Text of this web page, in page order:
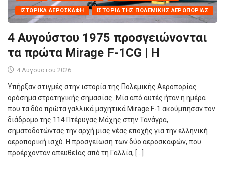
ΙΣΤΟΡΙΚΆ ΑΕΡΟΣΚΆΦΗ ΙΣΤΟΡΊΑ ΤΗΣ ΠΟΛΕΜΙΚΉΣ ΑΕΡΟΠΟΡΊΑΣ
4 Αυγούστου 1975 προσγειώνονται
τα πρώτα Mirage F-1CG | Η
4 Αυγούστου 2026
Υπήρξαν στιγμές στην ιστορία της Πολεμικής Αεροπορίας
ορόσημα στρατηγικής σημασίας. Μία από αυτές ήταν η ημέρα
που τα δύο πρώτα γαλλικά μαχητικά Mirage F-1 ακούμπησαν τον
διάδρομο της 114 Πτέρυγας Μάχης στην Τανάγρα,
σηματοδοτώντας την αρχή μιας νέας εποχής για την ελληνική
αεροπορική ισχύ. Η προσγείωση των δύο αεροσκαφών, που
προέρχονταν απευθείας από τη Γαλλία, […]